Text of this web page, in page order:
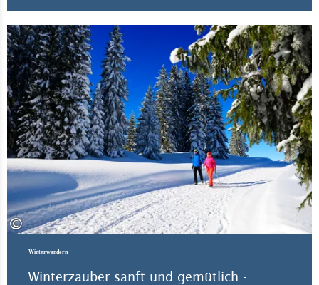
©
Winterwandern
Winterzauber sanft und gemütlich -